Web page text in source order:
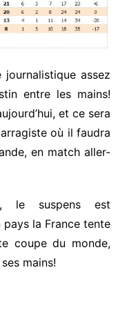
assez
entre les mains!
et ce sera
où il faudra
en match aller-
le suspens est
la France tente
coupe du monde,
mains!